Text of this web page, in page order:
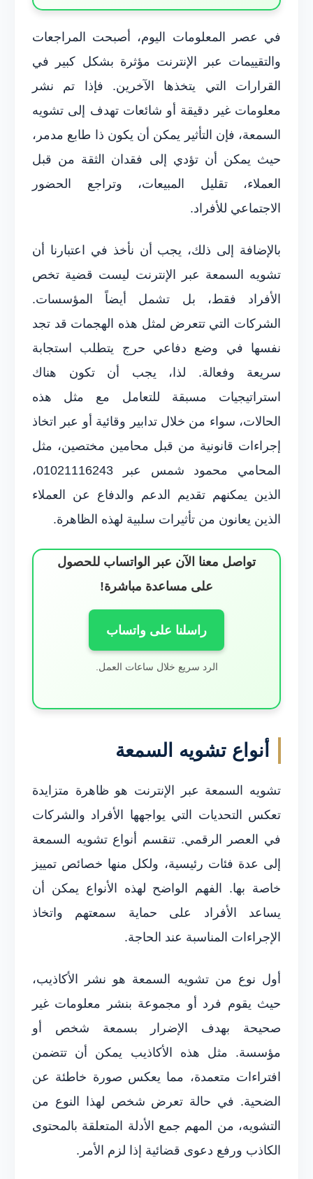
في عصر المعلومات اليوم، أصبحت المراجعات
والتقييمات عبر الإنترنت مؤثرة بشكل كبير في
القرارات التي يتخذها الآخرين. فإذا تم نشر
معلومات غير دقيقة أو شائعات تهدف إلى تشويه
السمعة، فإن التأثير يمكن أن يكون ذا طابع مدمر،
حيث يمكن أن تؤدي إلى فقدان الثقة من قبل
العملاء، تقليل المبيعات، وتراجع الحضور
الاجتماعي للأفراد.
بالإضافة إلى ذلك، يجب أن نأخذ في اعتبارنا أن
تشويه السمعة عبر الإنترنت ليست قضية تخص
الأفراد فقط، بل تشمل أيضاً المؤسسات.
الشركات التي تتعرض لمثل هذه الهجمات قد تجد
نفسها في وضع دفاعي حرج يتطلب استجابة
سريعة وفعالة. لذا، يجب أن تكون هناك
استراتيجيات مسبقة للتعامل مع مثل هذه
الحالات، سواء من خلال تدابير وقائية أو عبر اتخاذ
إجراءات قانونية من قبل محامين مختصين، مثل
المحامي محمود شمس عبر 01021116243،
الذين يمكنهم تقديم الدعم والدفاع عن العملاء
الذين يعانون من تأثيرات سلبية لهذه الظاهرة.
تواصل معنا الآن عبر الواتساب للحصول
على مساعدة مباشرة!
راسلنا على واتساب
الرد سريع خلال ساعات العمل.
أنواع تشويه السمعة
تشويه السمعة عبر الإنترنت هو ظاهرة متزايدة
تعكس التحديات التي يواجهها الأفراد والشركات
في العصر الرقمي. تنقسم أنواع تشويه السمعة
إلى عدة فئات رئيسية، ولكل منها خصائص تمييز
خاصة بها. الفهم الواضح لهذه الأنواع يمكن أن
يساعد الأفراد على حماية سمعتهم واتخاذ
الإجراءات المناسبة عند الحاجة.
أول نوع من تشويه السمعة هو نشر الأكاذيب،
حيث يقوم فرد أو مجموعة بنشر معلومات غير
صحيحة بهدف الإضرار بسمعة شخص أو
مؤسسة. مثل هذه الأكاذيب يمكن أن تتضمن
افتراءات متعمدة، مما يعكس صورة خاطئة عن
الضحية. في حالة تعرض شخص لهذا النوع من
التشويه، من المهم جمع الأدلة المتعلقة بالمحتوى
الكاذب ورفع دعوى قضائية إذا لزم الأمر.